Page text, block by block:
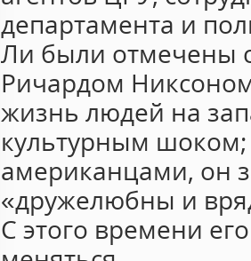
департамента и
Ли были отмечены
Ричардом
жизнь людей на
культурным
американцами, он
«дружелюбны и
С этого времени